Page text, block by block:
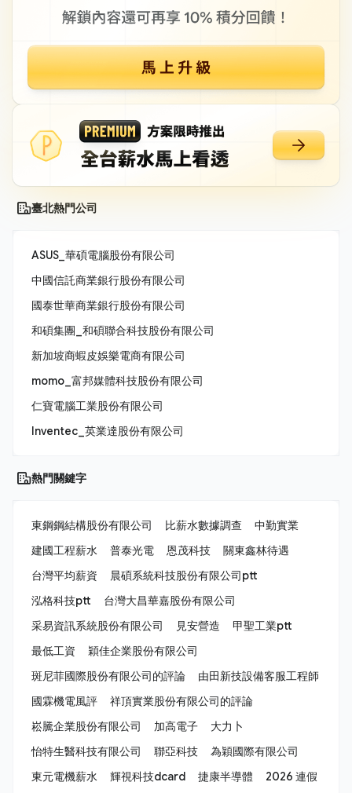
臺北熱門公司
ASUS_華碩電腦股份有限公司
中國信託商業銀行股份有限公司
國泰世華商業銀行股份有限公司
和碩集團_和碩聯合科技股份有限公司
新加坡商蝦皮娛樂電商有限公司
momo_富邦媒體科技股份有限公司
仁寶電腦工業股份有限公司
Inventec_英業達股份有限公司
熱門關鍵字
東鋼鋼結構股份有限公司 比薪水數據調查
中勤實業
建國工程薪水
普泰光電 恩茂科技
關東鑫林待遇
台灣平均薪資
晨碩系統科技股份有限公司ptt
泓格科技ptt
台灣大昌華嘉股份有限公司
采易資訊系統股份有限公司
見安營造
甲聖工業ptt
最低工資
穎佳企業股份有限公司
斑尼菲國際股份有限公司的評論
由田新技設備客服工程師
國霖機電風評
祥頂實業股份有限公司的評論
崧騰企業股份有限公司
加高電子
大力卜
怡特生醫科技有限公司
聯亞科技
為穎國際有限公司
東元電機薪水
輝視科技dcard 捷康半導體 2026 連假